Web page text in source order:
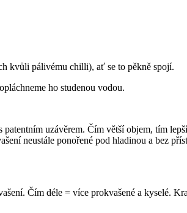
kvůli pálivému chilli), ať se to pěkně spojí.
ho studenou vodou.
uzávěrem. Čím větší objem, tím
neustále ponořené pod hladinou a bez
Čím déle = více prokvašené a kyselé.